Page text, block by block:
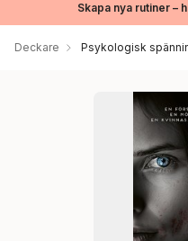
Skapa nya rutiner –
Deckare Psykologisk